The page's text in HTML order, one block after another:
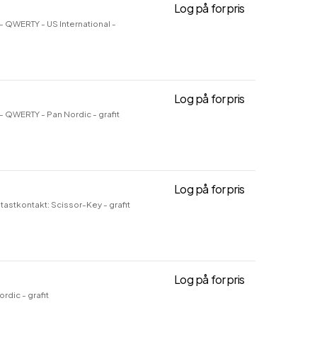
- US International -
Log på for pris
- Pan Nordic - grafit
Log på for pris
tastkontakt: Scissor-Key - grafit
Log på for pris
- grafit
Log på for pris